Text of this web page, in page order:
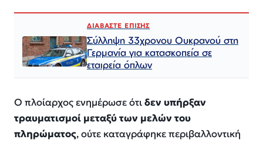
ΔΙΑΒΑΣΤΕ ΕΠΙΣΗΣ
Σύλληψη 33χρονου Ουκρανού στη
Γερμανία για κατασκοπεία σε
εταιρεία όπλων
Ο πλοίαρχος ενημέρωσε ότιδεν υπήρξαν
τραυματισμοί μεταξύ των μελών του
πληρώματος, ούτε καταγράφηκε περιβαλλοντική